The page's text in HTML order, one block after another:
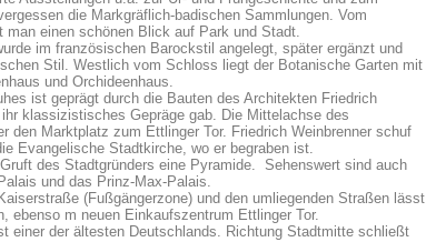
die Markgräflich-badischen Sammlungen. Vom
man einen schönen Blick auf Park und Stadt.
im französischen Barockstil angelegt, später ergänzt und
Stil. Westlich vom Schloss liegt der Botanische Garten mit
und Orchideenhaus.
ist geprägt durch die Bauten des Architekten Friedrich
klassizistisches Gepräge gab. Die Mittelachse des
den Marktplatz zum Ettlinger Tor. Friedrich Weinbrenner schuf
Evangelische Stadtkirche, wo er begraben ist.
des Stadtgründers eine Pyramide. Sehenswert sind auch
und das Prinz-Max-Palais.
(Fußgängerzone) und den umliegenden Straßen lässt
ebenso m neuen Einkaufszentrum Ettlinger Tor.
einer der ältesten Deutschlands. Richtung Stadtmitte schließt